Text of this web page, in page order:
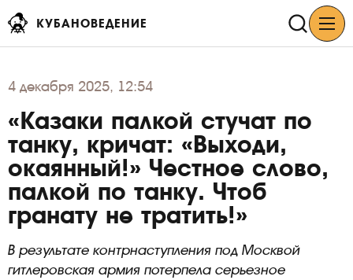
КУБАНОВЕДЕНИЕ
4 декабря 2025, 12:54
«Казаки палкой стучат по
танку, кричат: «Выходи,
окаянный!» Честное слово,
палкой по танку. Чтоб
гранату не тратить!»
В результате контрнаступления под Москвой
гитлеровская армия потерпела серьезное